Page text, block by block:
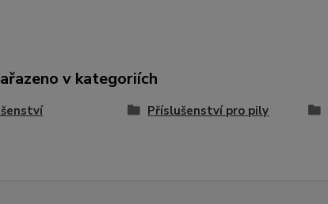
v kategoriích
Příslušenství pro pily